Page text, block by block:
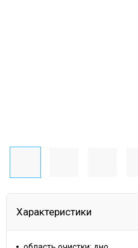
Характеристики